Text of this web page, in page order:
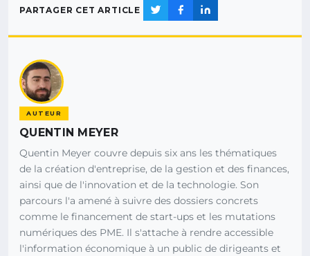
PARTAGER CET ARTICLE
AUTEUR
QUENTIN MEYER
Quentin Meyer couvre depuis six ans les thématiques
de la création d'entreprise, de la gestion et des finances,
ainsi que de l'innovation et de la technologie. Son
parcours l'a amené à suivre des dossiers concrets
comme le financement de start-ups et les mutations
numériques des PME. Il s'attache à rendre accessible
l'information économique à un public de dirigeants et